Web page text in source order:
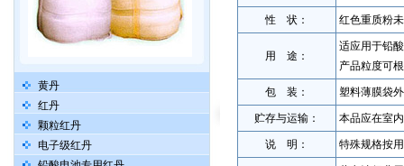
黄丹
红丹
颗粒红丹
电子级红丹
性 状： 红色重质粉
用 途：
适应用于铅
产品粒度可
包 装： 塑料薄膜袋
贮存与运输： 本品应在室
说 明： 特殊规格按